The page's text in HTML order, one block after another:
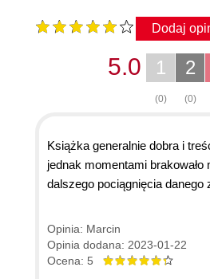
Dodaj
2
(0)
1
(0)
5.0
Książka generalnie dobra i
jednak momentami brakowało
dalszego pociągnięcia danego
jest to jednak odpowiednia
dopiero zaczynających
po prostu programowaniem.
poruszane przez autora
Opinia: Marcin
Opinia dodana: 2023-01-22
Ocena: 5